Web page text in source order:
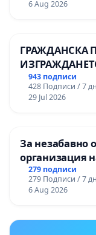
6 Aug 2026
ГРАЖДАНСКА
НА
943 подписи
428 Подписи / 7
29 Jul 2026
За незабавно
организация
гарантиране
и качествено
ОУ „Княз
279 подписи
279 Подписи / 7
6 Aug 2026